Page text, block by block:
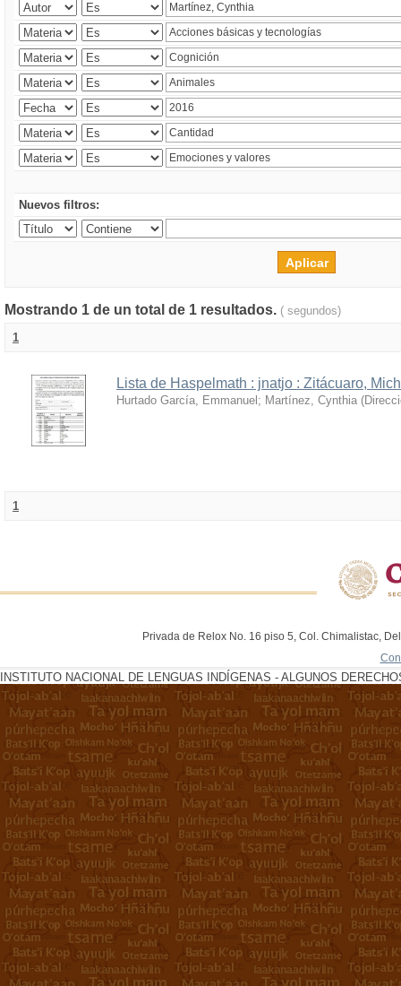
Nuevos filtros:
Mostrando 1 de un total de 1 resultados. ( segundos)
1
Lista de Haspelmath : jnatjo : Zitácuaro,
Hurtado García, Emmanuel ; Martínez, Cynthia (
1
Privada de Relox No. 16 piso 5, Col. Chimalistac,
INSTITUTO NACIONAL DE LENGUAS INDÍGENAS - ALGUNOS